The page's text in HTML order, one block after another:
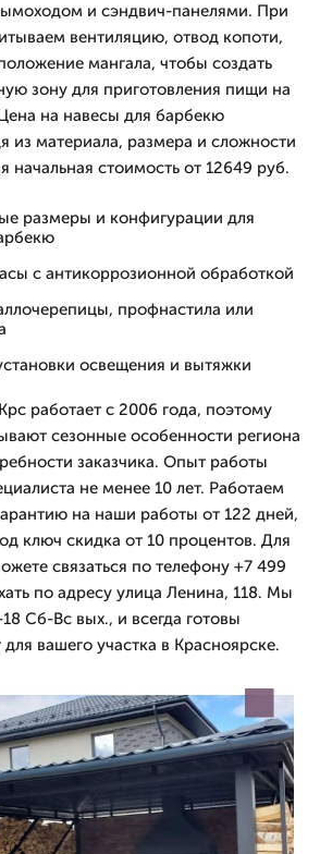
и сэндвич-панелями. При
вентиляцию, отвод копоти,
мангала, чтобы создать
зону для приготовления пищи на
на навесы для барбекю
из материала, размера и сложности
начальная стоимость от 12649 руб.
размеры и конфигурации для
с антикоррозионной обработкой
профнастила или
освещения и вытяжки
работает с 2006 года, поэтому
сезонные особенности региона
заказчика. Опыт работы
не менее 10 лет. Работаем
на наши работы от 122 дней,
ключ скидка от 10 процентов. Для
связаться по телефону +7 499
по адресу улица Ленина, 118. Мы
Сб-Вс вых., и всегда готовы
для вашего участка в Красноярске.